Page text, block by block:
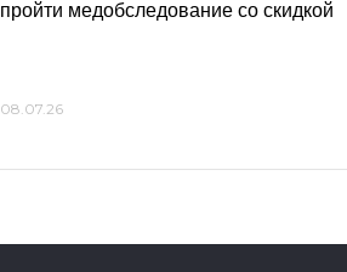
пройти медобследование со скидкой
08.07.26